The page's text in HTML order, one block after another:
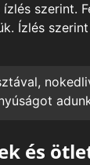
szerint.
Ízlés
és